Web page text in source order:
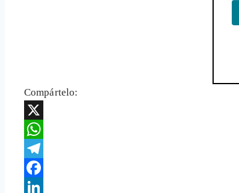
Compártelo:
X
WhatsApp
Telegram
Facebook